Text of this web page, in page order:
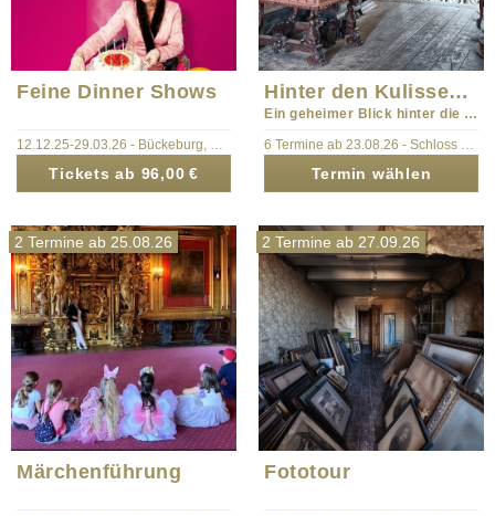
Feine Dinner Shows
12.12.25-29.03.26 - Bückeburg, Schloss Bückeburg
Tickets ab 96,00 €
Hinter den Kulissen - Führung
Ein geheimer Blick hinter die Kulissen von Schloss Bückeburg
6 Termine ab 23.08.26 - Schloss Bückeburg
Termin wählen
2 Termine ab 25.08.26
Märchenführung
2 Termine ab 27.09.26
Fototour